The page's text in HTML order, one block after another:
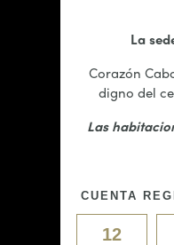
La
Corazón
digno del
Las
CUENTA
12